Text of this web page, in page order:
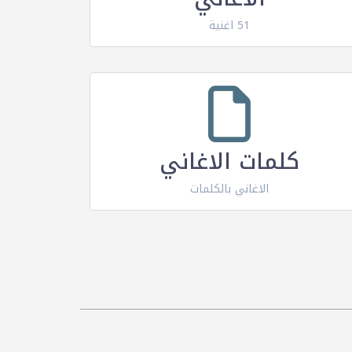
51 اغنية
كلمات الاغاني
الاغاني بالكلمات